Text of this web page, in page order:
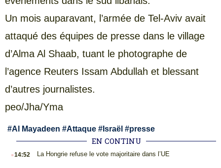
Un mois auparavant, l’armée de Tel-Aviv avait
attaqué des équipes de presse dans le village
d’Alma Al Shaab, tuant le photographe de
l’agence Reuters Issam Abdullah et blessant
d’autres journalistes.
peo/Jha/Yma
#Al Mayadeen #Attaque # Israël #presse
EN CONTINU
.14:52 La Hongrie refuse le vote majoritaire dans l’UE